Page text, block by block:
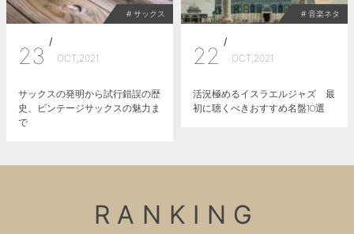
# サックス
23
/
OCT,2021
サックスの発明から試行錯誤の歴
史、ビンテージサックスの魅力ま
で
# 音楽ネタ
22
/
OCT,2021
活況極めるイスラエルジャズ 最
初に聴くべきおすすめ名盤10選
RANKING